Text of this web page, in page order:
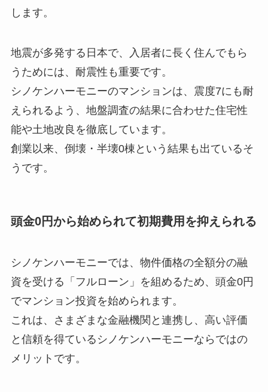
します。
地震が多発する日本で、入居者に長く住んでもら
うためには、耐震性も重要です。
シノケンハーモニーのマンションは、震度7にも耐
えられるよう、地盤調査の結果に合わせた住宅性
能や土地改良を徹底しています。
創業以来、倒壊・半壊0棟という結果も出ているそ
うです。
頭金0円から始められて初期費用を抑えられる
シノケンハーモニーでは、物件価格の全額分の融
資を受ける「フルローン」を組めるため、頭金0円
でマンション投資を始められます。
これは、さまざまな金融機関と連携し、高い評価
と信頼を得ているシノケンハーモニーならではの
メリットです。